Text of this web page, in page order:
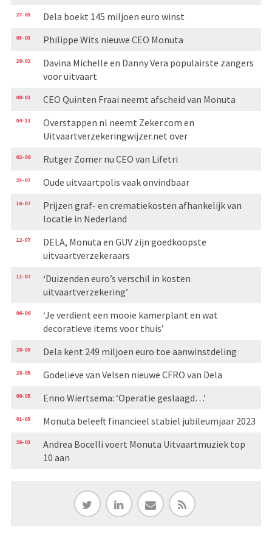
27-05 Dela boekt 145 miljoen euro winst
03-03 Philippe Wits nieuwe CEO Monuta
20-02
Davina Michelle en Danny Vera populairste zangers
voor uitvaart
08-01 CEO Quinten Fraai neemt afscheid van Monuta
04-11
Overstappen.nl neemt Zeker.com en
Uitvaartverzekeringwijzer.net over
02-08 Rutger Zomer nu CEO van Lifetri
23-07 Oude uitvaartpolis vaak onvindbaar
16-07
Prijzen graf- en crematiekosten afhankelijk van
locatie in Nederland
12-07
DELA, Monuta en GUV zijn goedkoopste
uitvaartverzekeraars
11-07
‘Duizenden euro’s verschil in kosten
uitvaartverzekering’
06-06
‘Je verdient een mooie kamerplant en wat
decoratieve items voor thuis’
28-05 Dela kent 249 miljoen euro toe aanwinstdeling
28-05 Godelieve van Velsen nieuwe CFRO van Dela
06-05 Enno Wiertsema: ‘Operatie geslaagd…’
01-05 Monuta beleeft financieel stabiel jubileumjaar 2023
26-03
Andrea Bocelli voert Monuta Uitvaartmuziek top
10 aan